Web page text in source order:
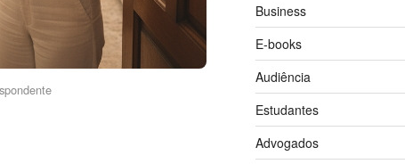
Business
E-books
Audiência
Estudantes
Advogados